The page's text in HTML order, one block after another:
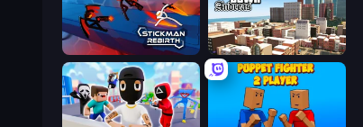
Stickman Rebirth Mad Town Andreas: Mafia Storie